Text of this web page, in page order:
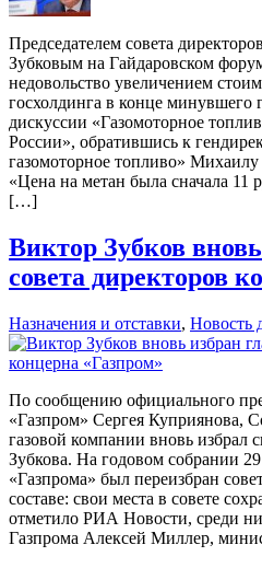
Председателем совета
Зубковым на Гайдаровском
недовольство увеличением
госхолдинга в конце минувшего
дискуссии «Газомоторное
России», обратившись к
газомоторное топливо»
«Цена на метан была сначала 11
[…]
Виктор Зубков
совета директоров
Назначения и отставки, Новость
По сообщению официального
«Газпром» Сергея Куприянова,
газовой компании вновь избрал
Зубкова. На годовом собрании
«Газпрома» был переизбран
составе: свои места в совете
отметило РИА Новости, среди
Газпрома Алексей Миллер,